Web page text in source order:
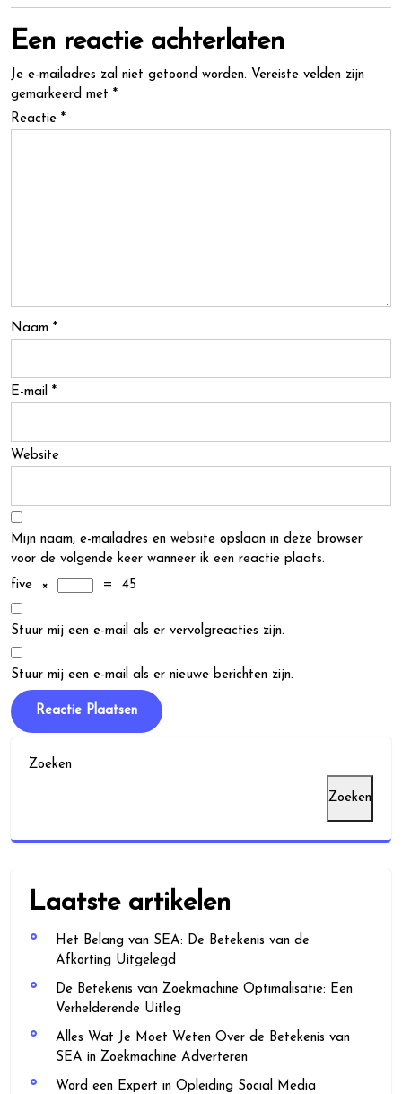
Een reactie achterlaten
Je e-mailadres zal niet getoond worden. Vereiste velden zijn
gemarkeerd met *
Reactie *
Naam *
E-mail *
Website
Mijn naam, e-mailadres en website opslaan in deze browser
voor de volgende keer wanneer ik een reactie plaats.
five
× = 45
Stuur mij een e-mail als er vervolgreacties zijn.
Stuur mij een e-mail als er nieuwe berichten zijn.
Zoeken
Zoeken
Laatste artikelen
Het Belang van SEA: De Betekenis van de
Afkorting Uitgelegd
De Betekenis van Zoekmachine Optimalisatie: Een
Verhelderende Uitleg
Alles Wat Je Moet Weten Over de Betekenis van
SEA in Zoekmachine Adverteren
Word een Expert in Opleiding Social Media